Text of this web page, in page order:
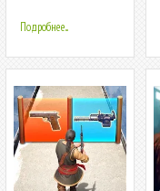
Подробнее...